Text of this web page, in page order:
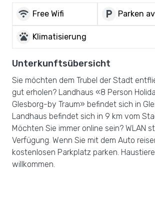
wifi Free Wifi local_parking Parken
pets Klimatisierung
Unterkunftsübersicht
Sie möchten dem Trubel der Stadt
gut erholen? Landhaus «8 Person
Glesborg-by Traum» befindet sich in
Landhaus befindet sich in 9 km vom
Möchten Sie immer online sein? WLAN
Verfügung. Wenn Sie mit dem Auto
kostenlosen Parkplatz parken.
willkommen.